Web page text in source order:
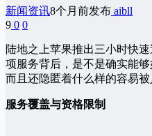
新闻资讯8个月前发布 aibll
9 0 0
陆地之上苹果推出三小时快
项服务背后，是不是确实能
而且还隐匿着什么样的容易
服务覆盖与资格限制